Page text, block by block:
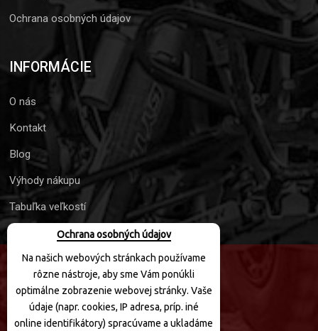
Ochrana osobných údajov
Na našich webových stránkach používame
rôzne nástroje, aby sme Vám ponúkli
optimálne zobrazenie webovej stránky. Vaše
údaje (napr. cookies, IP adresa, príp. iné
online identifikátory) spracúvame a ukladáme
Ochrana osobných údajov
INFORMÁCIE
O nás
Kontakt
Blog
Výhody nákupu
Tabuľka veľkostí
SLEDUJTE NÁS